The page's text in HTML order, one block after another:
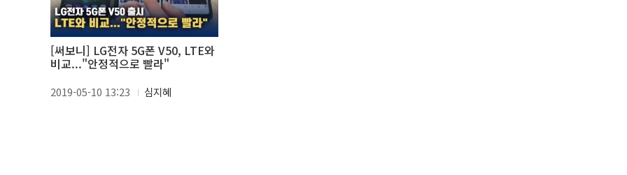
[써보니] LG전자 5G폰 V50, LTE와
비교..."안정적으로 빨라"
2019-05-10 13:23 심지혜